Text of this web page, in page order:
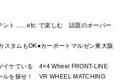
ント……etc. で楽しむ 話題のオーバー
スタムもOK●カーポートマルゼン東大阪
ケている 4×4 Wheel FRONT-LINE
を探せ！ VR WHEEL MATCHING